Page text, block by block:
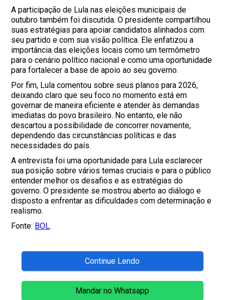
A participação de Lula nas eleições municipais de
outubro também foi discutida. O presidente compartilhou
suas estratégias para apoiar candidatos alinhados com
seu partido e com sua visão política. Ele enfatizou a
importância das eleições locais como um termômetro
para o cenário político nacional e como uma oportunidade
para fortalecer a base de apoio ao seu governo.
Por fim, Lula comentou sobre seus planos para 2026,
deixando claro que seu foco no momento está em
governar de maneira eficiente e atender às demandas
imediatas do povo brasileiro. No entanto, ele não
descartou a possibilidade de concorrer novamente,
dependendo das circunstâncias políticas e das
necessidades do país.
A entrevista foi uma oportunidade para Lula esclarecer
sua posição sobre vários temas cruciais e para o público
entender melhor os desafios e as estratégias do
governo. O presidente se mostrou aberto ao diálogo e
disposto a enfrentar as dificuldades com determinação e
realismo.
Fonte: BOL.
Continue Lendo
Mandar no Whatsapp